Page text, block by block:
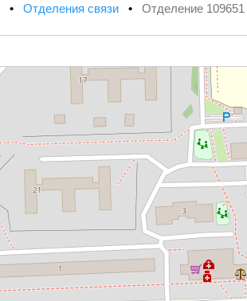
• Отделения связи • Отделение 109651